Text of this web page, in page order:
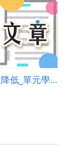
海洋生物多樣性降低_單元學習單